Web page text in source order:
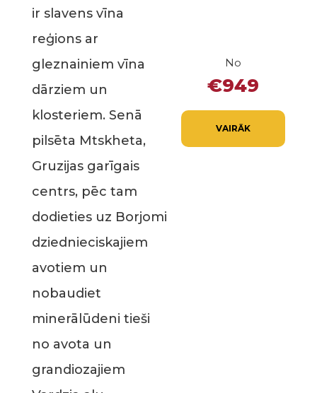
ir slavens vīna
reģions ar
gleznainiem vīna
dārziem un
klosteriem. Senā
pilsēta Mtskheta,
Gruzijas garīgais
centrs, pēc tam
dodieties uz Borjomi
dziednieciskajiem
avotiem un
nobaudiet
minerālūdeni tieši
no avota un
grandiozajiem
No
€949
VAIRĀK